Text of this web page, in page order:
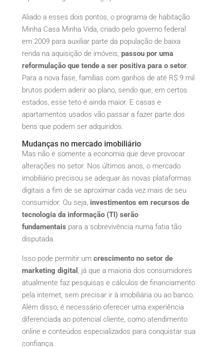
Aliado a esses dois pontos, o programa de habitação
Minha Casa Minha Vida, criado pelo governo federal
em 2009 para auxiliar parte da população de baixa
renda na aquisição de imóveis, passou por uma
reformulação que tende a ser positiva para o setor.
Para a nova fase, famílias com ganhos de até R$ 9 mil
brutos podem aderir ao plano, sendo que, em certos
estados, esse teto é ainda maior. E casas e
apartamentos usados vão passar a fazer parte dos
bens que podem ser adquiridos.
Mudanças no mercado imobiliário
Mas não é somente a economia que deve provocar
alterações no setor. Nos últimos anos, o mercado
imobiliário precisou se adequar às novas plataformas
digitais a fim de se aproximar cada vez mais de seu
consumidor. Ou seja, investimentos em recursos de
tecnologia da informação (TI) serão
fundamentais para a sobrevivência numa fatia tão
disputada.
Isso pode permitir um crescimento no setor de
marketing digital , já que a maioria dos consumidores
atualmente faz pesquisas e cálculos de financiamento
pela internet, sem precisar ir à imobiliária ou ao banco.
Além disso, é necessário oferecer uma experiência
diferenciada ao potencial cliente, como atendimento
online e conteúdos especializados para conquistar sua
confiança.